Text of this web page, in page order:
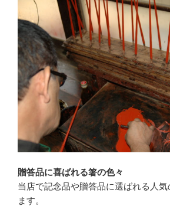
贈答品に喜ばれる箸の色々
当店で記念品や贈答品に選ばれる人気
ます。